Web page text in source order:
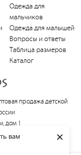
вам
×
Одежда для
мальчиков
Одежда для малышей
Вопросы и ответы
Таблица размеров
Каталог
продажа детской
дом 1